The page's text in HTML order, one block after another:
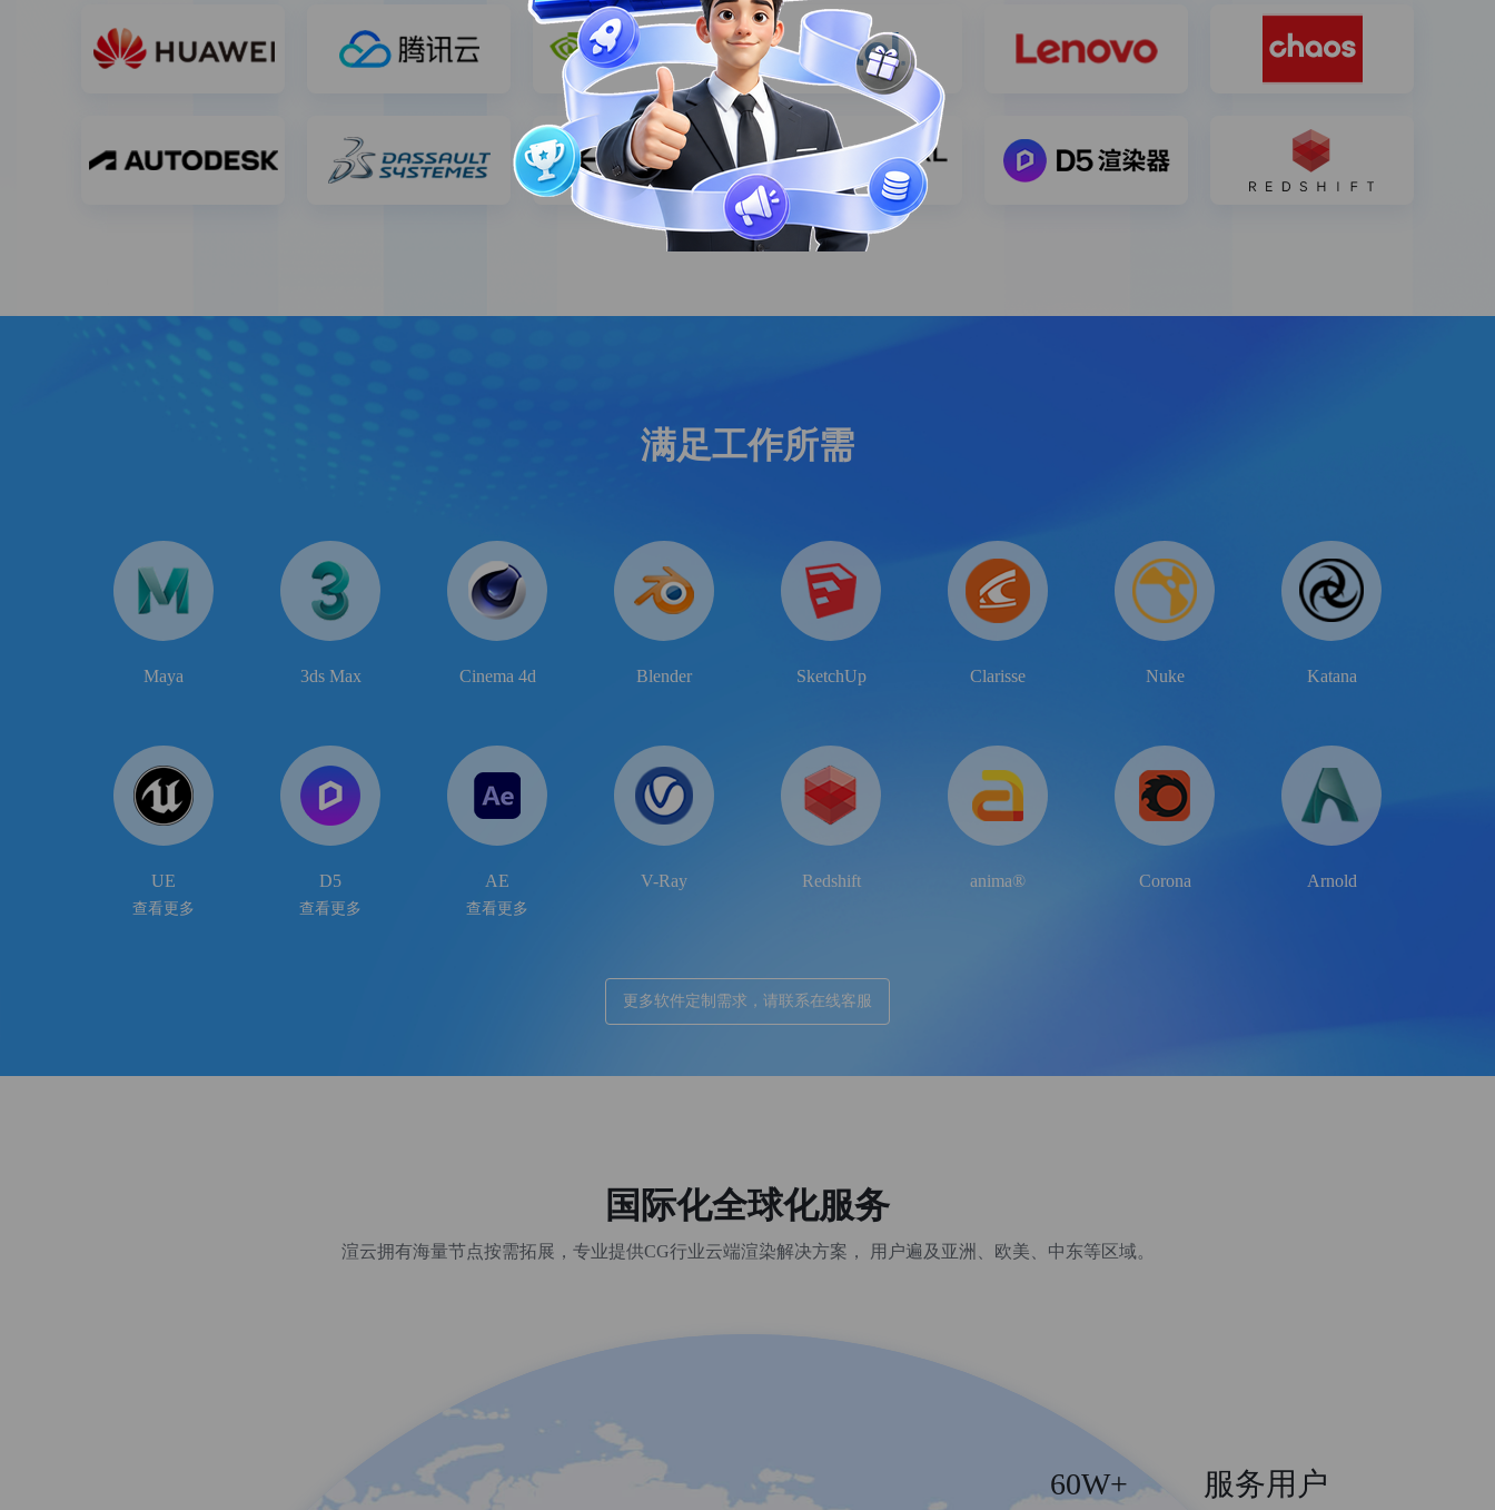
满足工作所需
Maya 3ds Max Cinema 4d Blender SketchUp Clarisse Nuke Katana
UE
查看更多
D5
查看更多
AE
查看更多
V-Ray Redshift anima® Corona Arnold
更多软件定制需求，请联系在线客服
国际化全球化服务
渲云拥有海量节点按需拓展，专业提供CG行业云端渲染解决方案， 用户遍及亚洲、欧美、中东等区域。
60W+ 服务用户